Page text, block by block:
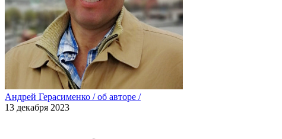
Андрей Герасименко /об авторе /
13 декабря 2023